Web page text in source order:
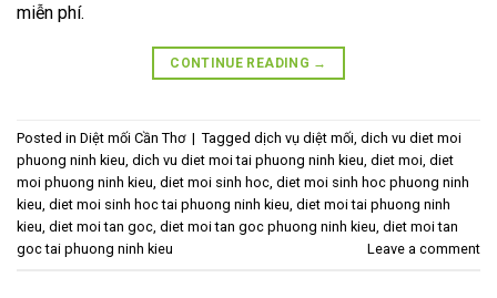
miễn phí.
CONTINUE READING →
Posted in Diệt mối Cần Thơ | Tagged dịch vụ diệt mối, dich vu diet moi
phuong ninh kieu, dich vu diet moi tai phuong ninh kieu, diet moi, diet
moi phuong ninh kieu, diet moi sinh hoc, diet moi sinh hoc phuong ninh
kieu, diet moi sinh hoc tai phuong ninh kieu, diet moi tai phuong ninh
kieu, diet moi tan goc, diet moi tan goc phuong ninh kieu, diet moi tan
goc tai phuong ninh kieu
Leave a comment